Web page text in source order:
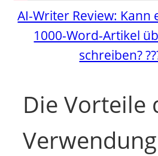
AI-Writer Review: Kann
1000-Word-Artikel
schreiben?
Die Vorteile